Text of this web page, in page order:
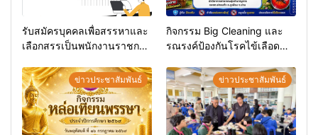
รับสมัครบุคคลเพื่อสรรหาและ
เลือกสรรเป็นพนักงานราชการ
กิจกรรม Big Cleaning และ
รณรงค์ป้องกันโรคไข้เลือด
ข่าวประชาสัมพันธ์ ข่าวประชาสัมพันธ์